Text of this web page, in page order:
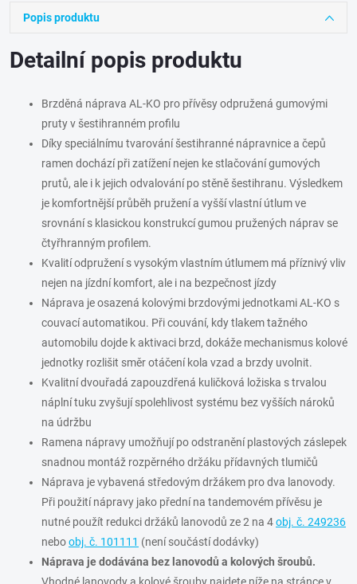
Popis produktu
Detailní popis produktu
Brzděná náprava AL-KO pro přívěsy odpružená gumovými
pruty v šestihranném profilu
Díky speciálnímu tvarování šestihranné nápravnice a čepů
ramen dochází při zatížení nejen ke stlačování gumových
prutů, ale i k jejich odvalování po stěně šestihranu. Výsledkem
je komfortnější průběh pružení a vyšší vlastní útlum ve
srovnání s klasickou konstrukcí gumou pružených náprav se
čtyřhranným profilem.
Kvalití odpružení s vysokým vlastním útlumem má příznivý vliv
nejen na jízdní komfort, ale i na bezpečnost jízdy
Náprava je osazená kolovými brzdovými jednotkami AL-KO s
couvací automatikou. Při couvání, kdy tlakem tažného
automobilu dojde k aktivaci brzd, dokáže mechanismus kolové
jednotky rozlišit směr otáčení kola vzad a brzdy uvolnit.
Kvalitní dvouřadá zapouzdřená kuličková ložiska s trvalou
náplní tuku zvyšují spolehlivost systému bez vyšších nároků
na údržbu
Ramena nápravy umožňují po odstranění plastových záslepek
snadnou montáž rozpěrného držáku přídavných tlumičů
Náprava je vybavená středovým držákem pro dva lanovody.
Při použití nápravy jako přední na tandemovém přívěsu je
nutné použít redukci držáků lanovodů ze 2 na 4obj. č. 249236
neboobj. č. 101111 (není součástí dodávky)
Náprava je dodávána bez lanovodů a kolových šroubů.